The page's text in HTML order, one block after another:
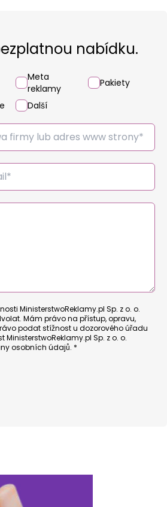
nabídku.
Meta
reklamy
Pakiety
Další
MinisterstwoReklamy.pl Sp. z o. o.
Mám právo na přístup, opravu,
podat stížnost u dozorového úřadu
Sp. z o. o.
osobních údajů. *